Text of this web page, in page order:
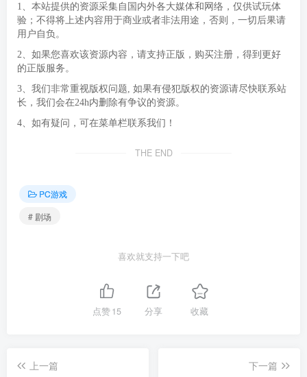
1、本站提供的资源采集自国内外各大媒体和网络，仅供试玩体
验；不得将上述内容用于商业或者非法用途，否则，一切后果请
用户自负。
2、如果您喜欢该资源内容，请支持正版，购买注册，得到更好
的正版服务。
3、我们非常重视版权问题, 如果有侵犯版权的资源请尽快联系站
长，我们会在24h内删除有争议的资源。
4、如有疑问，可在菜单栏联系我们！
THE END
PC游戏
# 剧场
喜欢就支持一下吧
点赞15 分享 收藏
上一篇
下一篇